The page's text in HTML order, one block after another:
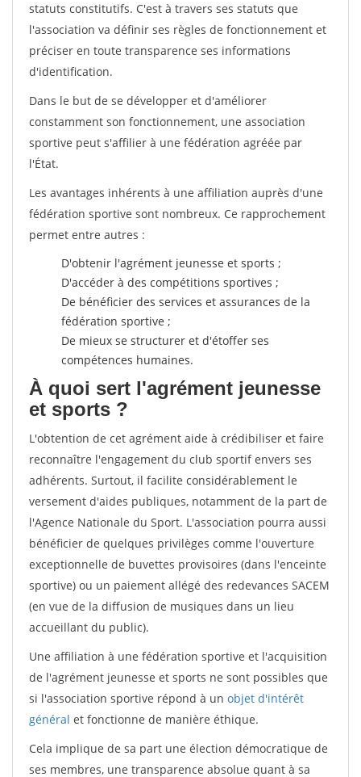
statuts constitutifs. C'est à travers ses statuts que
l'association va définir ses règles de fonctionnement et
préciser en toute transparence ses informations
d'identification.
Dans le but de se développer et d'améliorer
constamment son fonctionnement, une association
sportive peut s'affilier à une fédération agréée par
l'État.
Les avantages inhérents à une affiliation auprès d'une
fédération sportive sont nombreux. Ce rapprochement
permet entre autres :
D'obtenir l'agrément jeunesse et sports ;
D'accéder à des compétitions sportives ;
De bénéficier des services et assurances de la
fédération sportive ;
De mieux se structurer et d'étoffer ses
compétences humaines.
À quoi sert l'agrément jeunesse
et sports ?
L'obtention de cet agrément aide à crédibiliser et faire
reconnaître l'engagement du club sportif envers ses
adhérents. Surtout, il facilite considérablement le
versement d'aides publiques, notamment de la part de
l'Agence Nationale du Sport. L'association pourra aussi
bénéficier de quelques privilèges comme l'ouverture
exceptionnelle de buvettes provisoires (dans l'enceinte
sportive) ou un paiement allégé des redevances SACEM
(en vue de la diffusion de musiques dans un lieu
accueillant du public).
Une affiliation à une fédération sportive et l'acquisition
de l'agrément jeunesse et sports ne sont possibles que
si l'association sportive répond à un objet d'intérêt
général et fonctionne de manière éthique.
Cela implique de sa part une élection démocratique de
ses membres, une transparence absolue quant à sa